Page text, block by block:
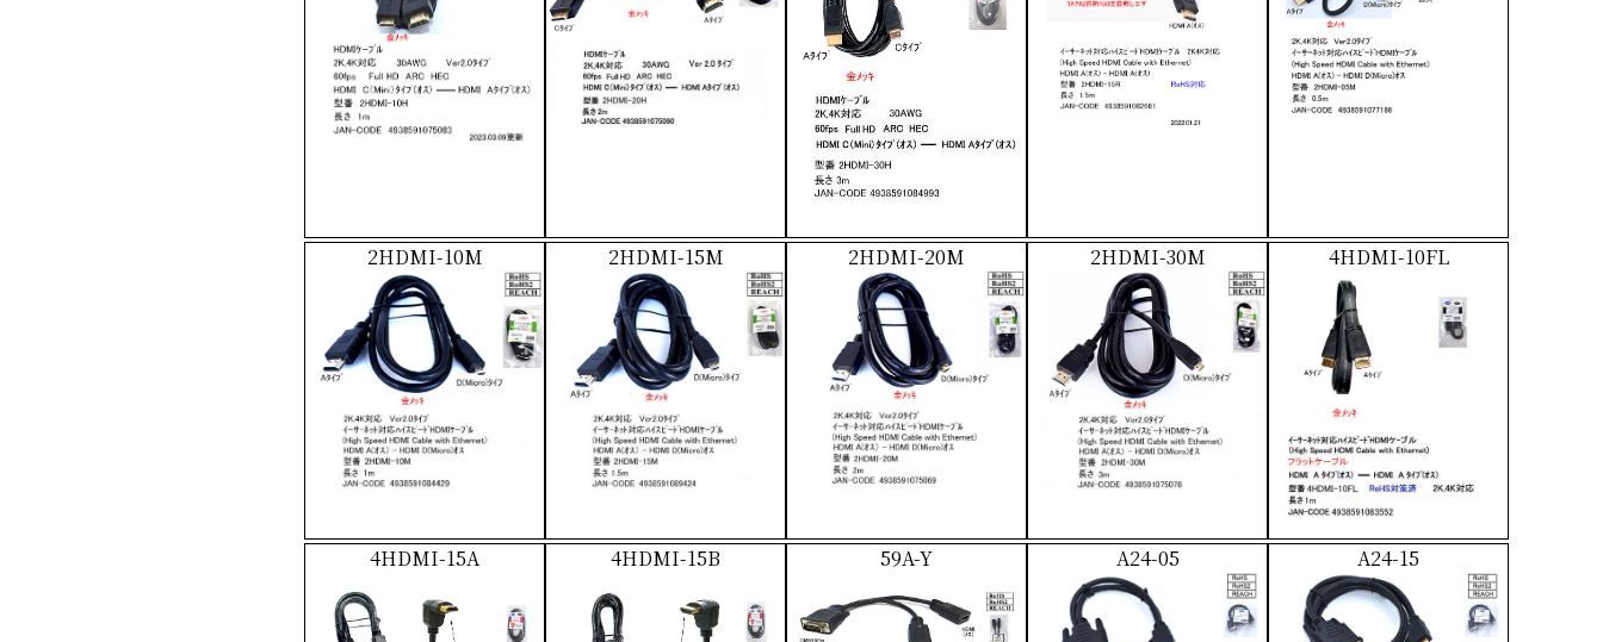
2HDMI-10M 2HDMI-15M 2HDMI-20M 2HDMI-30M 4HDMI-10FL
4HDMI-15A 4HDMI-15B 59A-Y A24-05 A24-15